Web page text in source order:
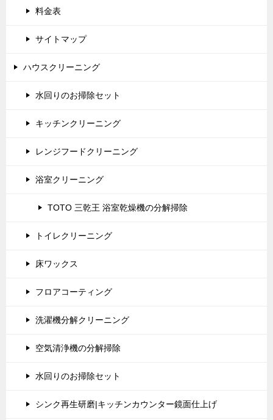
料金表
サイトマップ
ハウスクリーニング
水回りのお掃除セット
キッチンクリーニング
レンジフードクリーニング
浴室クリーニング
TOTO 三乾王 浴室乾燥機の分解掃除
トイレクリーニング
床ワックス
フロアコーティング
洗濯機分解クリーニング
空気清浄機の分解掃除
水回りのお掃除セット
シンク再生研磨|キッチンカウンター鏡面仕上げ